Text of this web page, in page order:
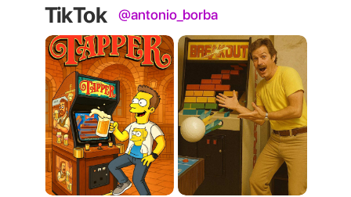
TikTok @antonio_borba